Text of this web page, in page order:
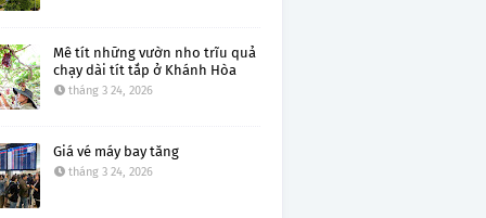
Mê tít những vườn nho trĩu quả
chạy dài tít tắp ở Khánh Hòa
tháng 3 24, 2026
Giá vé máy bay tăng
tháng 3 24, 2026